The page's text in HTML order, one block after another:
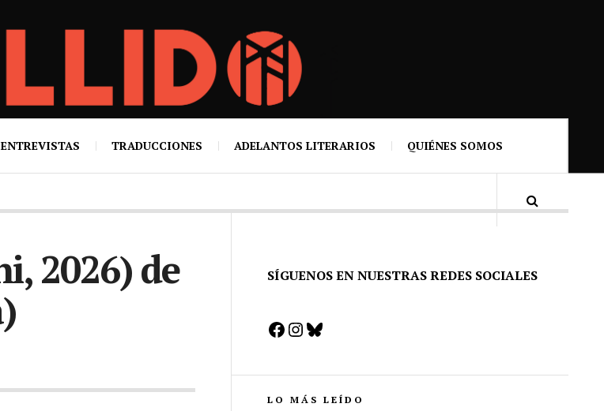
ENTREVISTAS TRADUCCIONES ADELANTOS LITERARIOS QUIÉNES SOMOS
2026) de
SÍGUENOS EN NUESTRAS REDES SOCIALES
Facebook
Instagram
Bluesky
LO MÁS LEÍDO